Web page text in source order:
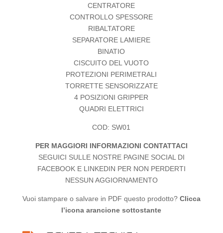
CENTRATORE
CONTROLLO SPESSORE
RIBALTATORE
SEPARATORE LAMIERE
BINATIO
CISCUITO DEL VUOTO
PROTEZIONI PERIMETRALI
TORRETTE SENSORIZZATE
4 POSIZIONI GRIPPER
QUADRI ELETTRICI
COD: SW01
PER MAGGIORI INFORMAZIONI CONTATTACI
SEGUICI SULLE NOSTRE PAGINE SOCIAL DI
FACEBOOK E LINKEDIN PER NON PERDERTI
NESSUN AGGIORNAMENTO
Vuoi stampare o salvare in PDF questo prodotto? Clicca
l’icona arancione sottostante